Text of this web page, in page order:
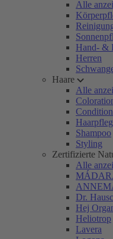
Alle
Hand- &
Herren
Haare
Alle
Shampoo
Styling
Zertifizierte
Alle
Dr.
Hej
Heliotrop
Lavera